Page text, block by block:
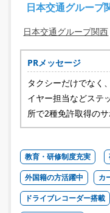
日本交通グルー
日本交通グループ関西
PRメッセージ
タクシーだけでなく
イヤー担当などステ
所で2種免許取得の
教育・研修制度充実
外国籍の方活躍中
カ
ドライブレコーダー搭載